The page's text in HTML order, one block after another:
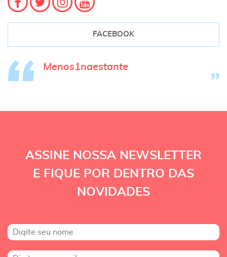
FACEBOOK
Menos1naestante
ASSINE NOSSA NEWSLETTER
E FIQUE POR DENTRO DAS
NOVIDADES